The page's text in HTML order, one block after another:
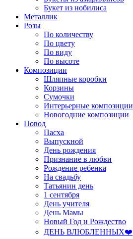
Букет из нобилиса
Металлик
Розы
По количеству
По цвету
По виду
По высоте
Композиции
Шляпные коробки
Корзины
Сумочки
Интерьерные композиции
Новогодние композиции
Повод
Пасха
Выпускной
День рождения
Признание в любви
Рождение ребенка
На свадьбу
Татьянин день
1 сентября
День учителя
День Мамы
Новый Год и Рождество
ДЕНЬ ВЛЮБЛЕННЫХ❤️